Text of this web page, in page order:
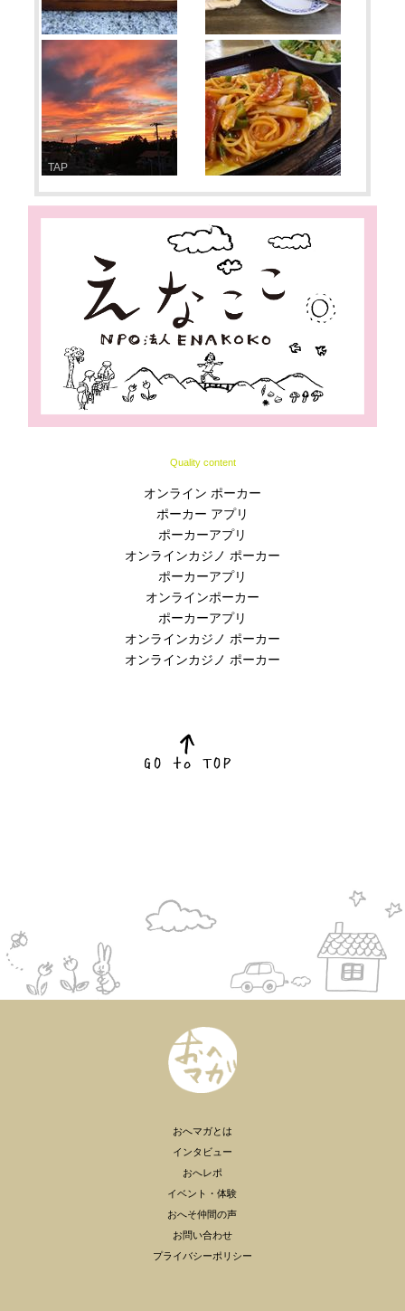
TAP
Quality content
オンライン ポーカー
ポーカー アプリ
ポーカーアプリ
オンラインカジノ ポーカー
ポーカーアプリ
オンラインポーカー
ポーカーアプリ
オンラインカジノ ポーカー
オンラインカジノ ポーカー
おへマガとは
インタビュー
おへレポ
イベント・体験
おへそ仲間の声
お問い合わせ
プライバシーポリシー